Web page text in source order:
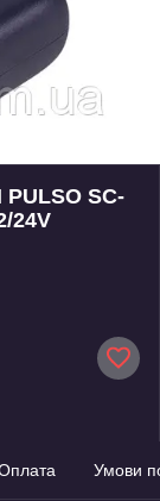
SC-
24V
Умови